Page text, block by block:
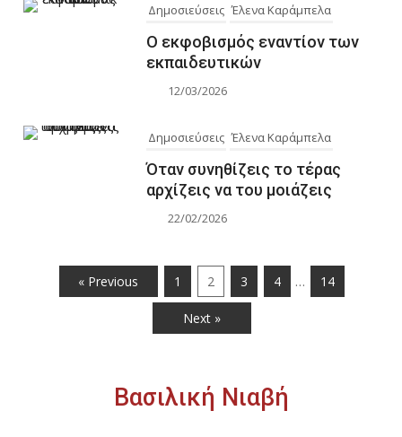
Δημοσιεύσεις Έλενα Καράμπελα
Ο εκφοβισμός εναντίον των
εκπαιδευτικών
12/03/2026
Δημοσιεύσεις Έλενα Καράμπελα
Όταν συνηθίζεις το τέρας
αρχίζεις να του μοιάζεις
22/02/2026
« Previous 1 2 3 4 … 14
Next »
Βασιλική Νιαβή